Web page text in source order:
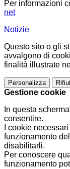
Per informazioni
net
Notizie
Questo sito o gli
avvalgono di
finalità illustrate
Personalizza
Gestione cookie
In questa
consentire.
I cookie
funzionamento
disabilitarli.
Per conoscere
funzionamento